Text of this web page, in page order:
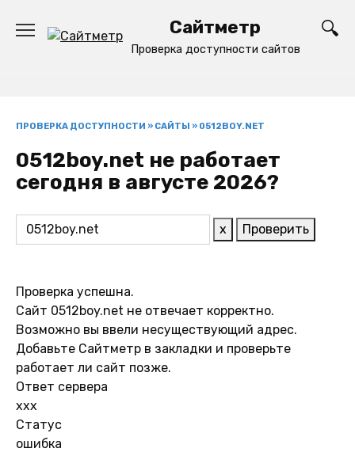
содержанию
Сайтметр
Проверка доступности сайтов
ПРОВЕРКА ДОСТУПНОСТИ » САЙТЫ » 0512BOY.NET
0512boy.net не работает
сегодня в августе 2026?
x Проверить
Проверка успешна.
Сайт 0512boy.net не отвечает корректно.
Возможно вы ввели несуществующий адрес.
Добавьте Сайтметр в закладки и проверьте
работает ли сайт позже.
Ответ сервера
xxx
Статус
ошибка